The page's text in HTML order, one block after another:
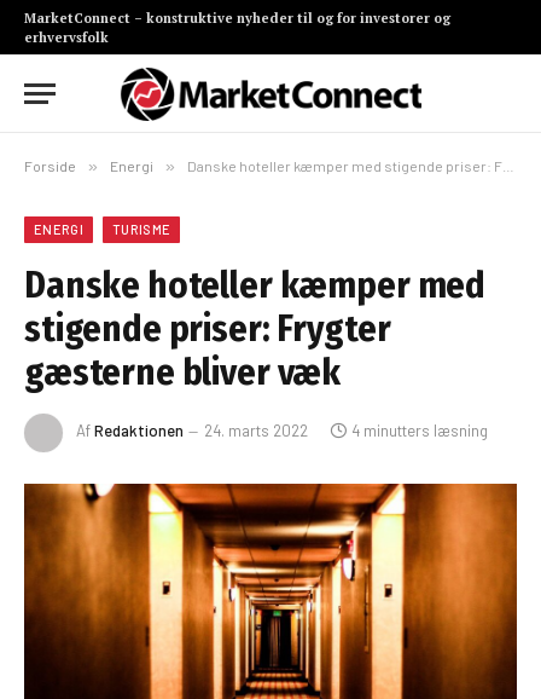
MarketConnect – konstruktive nyheder til og for investorer og
erhvervsfolk
Forside » Energi » Danske hoteller kæmper med stigende priser: Frygter gæsterne bliver væk
ENERGI TURISME
Danske hoteller kæmper med
stigende priser: Frygter
gæsterne bliver væk
AfRedaktionen 24. marts 2022 4 minutters læsning